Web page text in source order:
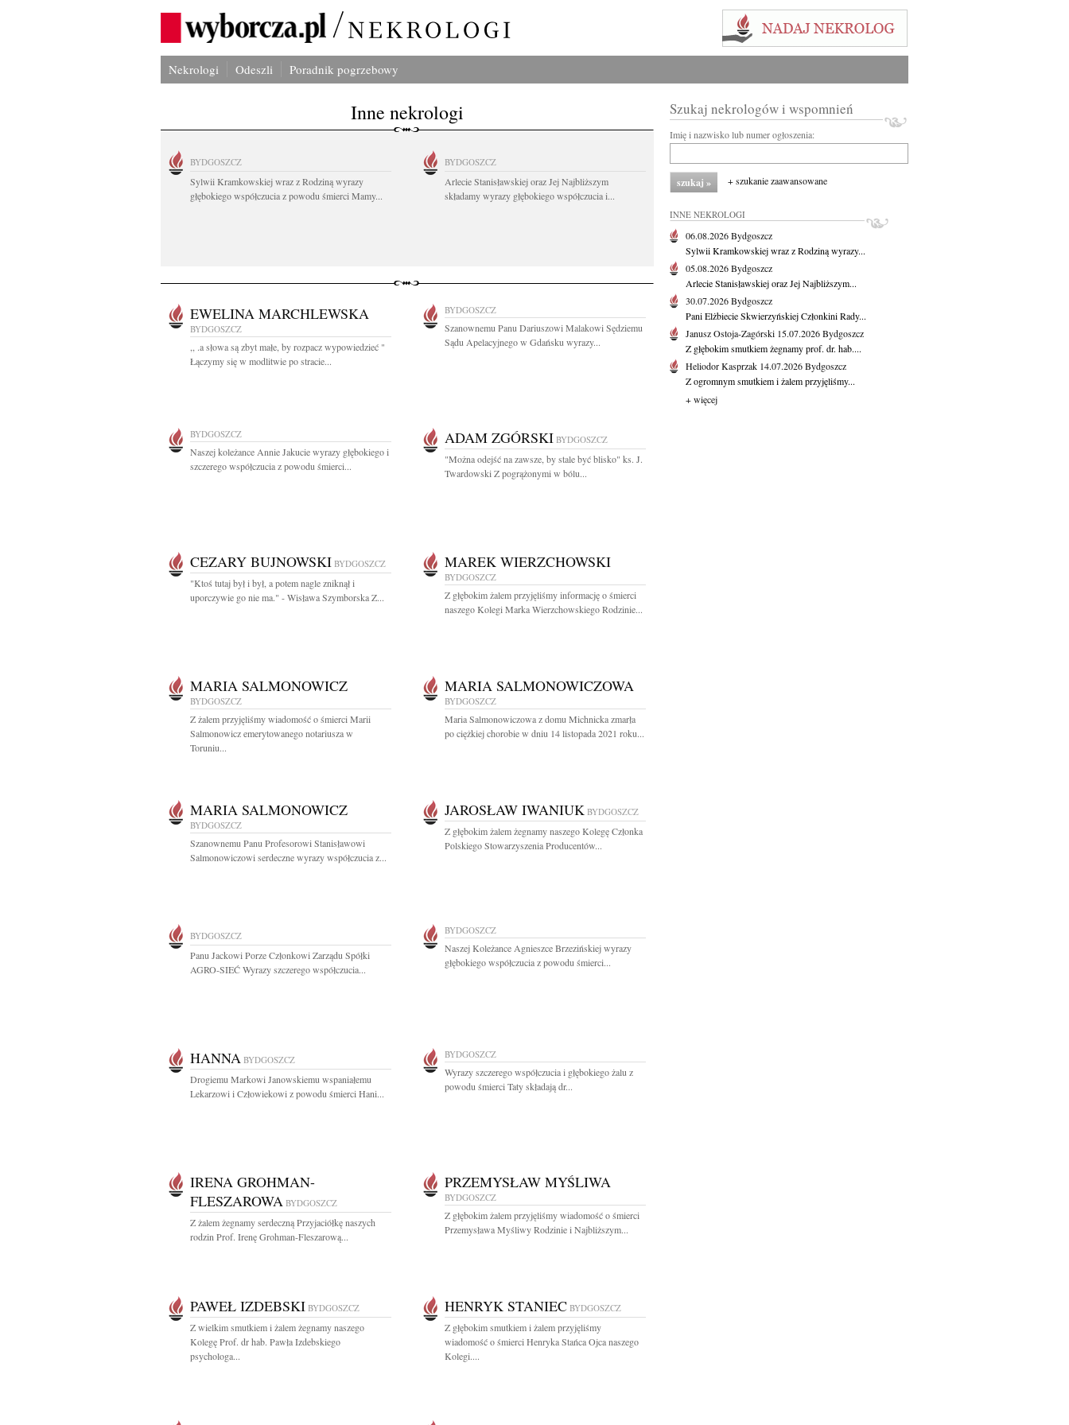
Nekrologi Odeszli Poradnik pogrzebowy
Inne nekrologi
BYDGOSZCZ
Sylwii Kramkowskiej wraz z Rodziną wyrazy
głębokiego współczucia z powodu śmierci Mamy...
BYDGOSZCZ
Arlecie Stanisławskiej oraz Jej Najbliższym
składamy wyrazy głębokiego współczucia i...
EWELINA MARCHLEWSKA
BYDGOSZCZ
,, .a słowa są zbyt małe, by rozpacz wypowiedzieć "
Łączymy się w modlitwie po stracie...
BYDGOSZCZ
Szanownemu Panu Dariuszowi Malakowi Sędziemu
Sądu Apelacyjnego w Gdańsku wyrazy...
BYDGOSZCZ
Naszej koleżance Annie Jakucie wyrazy głębokiego i
szczerego współczucia z powodu śmierci...
ADAM ZGÓRSKI BYDGOSZCZ
"Można odejść na zawsze, by stale być blisko" ks. J.
Twardowski Z pogrążonymi w bólu...
CEZARY BUJNOWSKI BYDGOSZCZ
"Ktoś tutaj był i był, a potem nagle zniknął i
uporczywie go nie ma." - Wisława Szymborska Z...
MAREK WIERZCHOWSKI
BYDGOSZCZ
Z głębokim żalem przyjęliśmy informację o śmierci
naszego Kolegi Marka Wierzchowskiego Rodzinie...
MARIA SALMONOWICZ
BYDGOSZCZ
Z żalem przyjęliśmy wiadomość o śmierci Marii
Salmonowicz emerytowanego notariusza w
Toruniu...
MARIA SALMONOWICZOWA
BYDGOSZCZ
Maria Salmonowiczowa z domu Michnicka zmarła
po ciężkiej chorobie w dniu 14 listopada 2021 roku...
MARIA SALMONOWICZ
BYDGOSZCZ
Szanownemu Panu Profesorowi Stanisławowi
Salmonowiczowi serdeczne wyrazy współczucia z...
JAROSŁAW IWANIUK BYDGOSZCZ
Z głębokim żalem żegnamy naszego Kolegę Członka
Polskiego Stowarzyszenia Producentów...
BYDGOSZCZ
Panu Jackowi Porze Członkowi Zarządu Spółki
AGRO-SIEĆ Wyrazy szczerego współczucia...
BYDGOSZCZ
Naszej Koleżance Agnieszce Brzezińskiej wyrazy
głębokiego współczucia z powodu śmierci...
HANNA BYDGOSZCZ
Drogiemu Markowi Janowskiemu wspaniałemu
Lekarzowi i Człowiekowi z powodu śmierci Hani...
BYDGOSZCZ
Wyrazy szczerego współczucia i głębokiego żalu z
powodu śmierci Taty składają dr...
IRENA GROHMAN-
FLESZAROWA BYDGOSZCZ
Z żalem żegnamy serdeczną Przyjaciółkę naszych
rodzin Prof. Irenę Grohman-Fleszarową...
PRZEMYSŁAW MYŚLIWA
BYDGOSZCZ
Z głębokim żalem przyjęliśmy wiadomość o śmierci
Przemysława Myśliwy Rodzinie i Najbliższym...
PAWEŁ IZDEBSKI BYDGOSZCZ
Z wielkim smutkiem i żalem żegnamy naszego
Kolegę Prof. dr hab. Pawła Izdebskiego
psychologa...
HENRYK STANIEC BYDGOSZCZ
Z głębokim smutkiem i żalem przyjęliśmy
wiadomość o śmierci Henryka Stańca Ojca naszego
Kolegi....
Szukaj nekrologów i wspomnień
Imię i nazwisko lub numer ogłoszenia:
+ szukanie zaawansowane
INNE NEKROLOGI
06.08.2026Bydgoszcz
Sylwii Kramkowskiej wraz z Rodziną wyrazy...
05.08.2026Bydgoszcz
Arlecie Stanisławskiej oraz Jej Najbliższym...
30.07.2026Bydgoszcz
Pani Elżbiecie Skwierzyńskiej Członkini Rady...
Janusz Ostoja-Zagórski 15.07.2026Bydgoszcz
Z głębokim smutkiem żegnamy prof. dr. hab....
Heliodor Kasprzak 14.07.2026Bydgoszcz
Z ogromnym smutkiem i żalem przyjęliśmy...
+ więcej